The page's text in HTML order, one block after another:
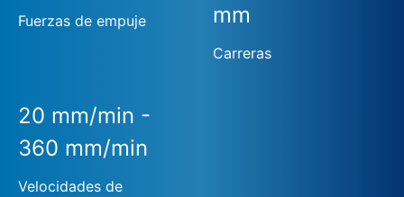
Fuerzas de empuje
mm
Carreras
20 mm/min -
360 mm/min
Velocidades de